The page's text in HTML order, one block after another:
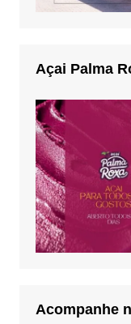
Açai Palma
Acompanhe